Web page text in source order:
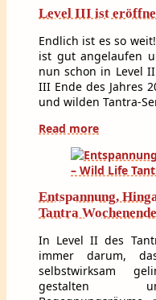
Level III ist
Endlich ist es so
ist gut angelaufen
nun schon in Level
III Ende des Jahres
und wilden Tantra-
Read more
Entspannung,
Tantra
In Level II des
immer darum,
selbstwirksam
gestalten